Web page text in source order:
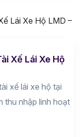
Xế Lái Xe Hộ
xế lái xe hộ tại
thu nhập linh hoạt